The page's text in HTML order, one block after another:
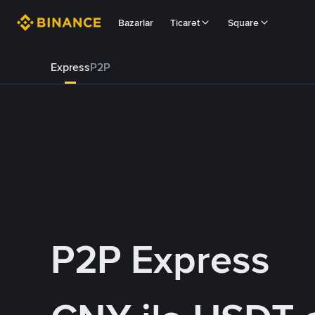
Bazarlar Ticarət Square
ExpressP2P
P2P Express